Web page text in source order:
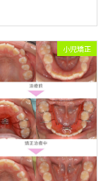
小児矯正